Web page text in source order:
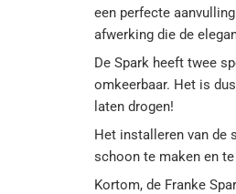
een perfecte
afwerking die de
De Spark heeft twee
omkeerbaar. Het is
laten drogen!
Het installeren van de
schoon te maken en
Kortom, de Franke